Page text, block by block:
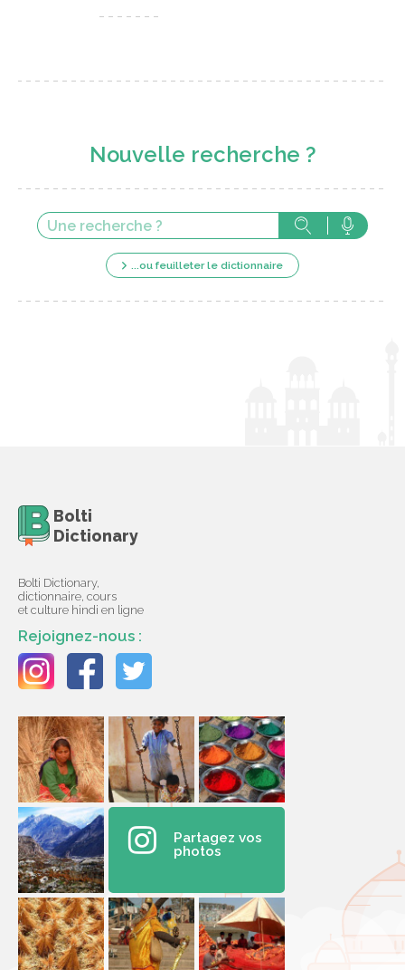
Nouvelle recherche ?
...ou feuilleter le dictionnaire
Bolti
Dictionary
Bolti Dictionary,
dictionnaire, cours
et culture hindi en ligne
Rejoignez-nous :
Partagez vos
photos